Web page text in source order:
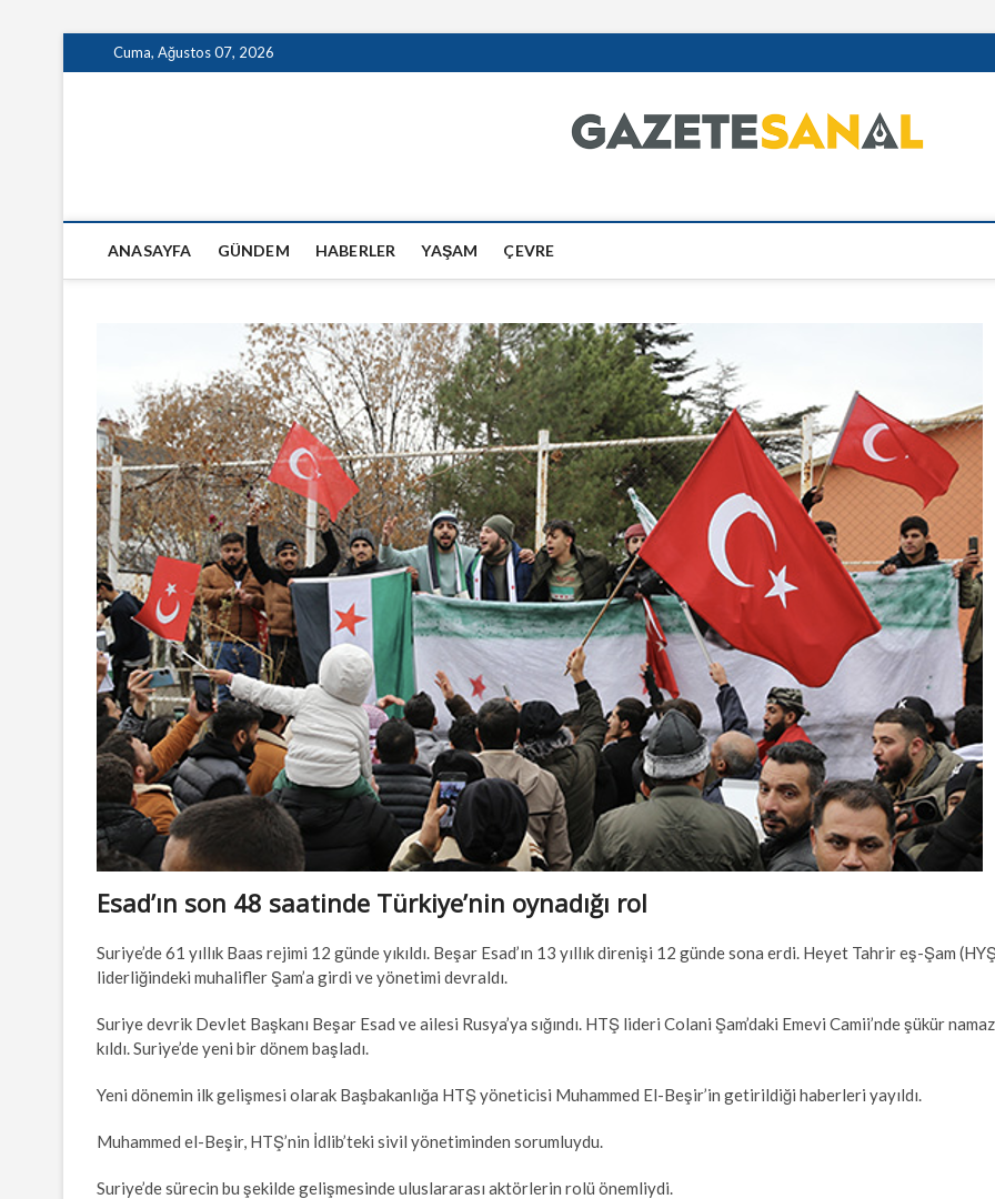
to
Cuma, Ağustos 07, 2026
ANASAYFA GÜNDEM HABERLER YAŞAM ÇEVRE
Esad’ın son 48 saatinde Türkiye’nin oynadığı rol
Suriye’de 61 yıllık Baas rejimi 12 günde yıkıldı. Beşar Esad’ın 13 yıllık direnişi 12 günde sona erdi. Heyet Tahrir eş-Şam
liderliğindeki muhalifler Şam’a girdi ve yönetimi devraldı.
Suriye devrik Devlet Başkanı Beşar Esad ve ailesi Rusya’ya sığındı. HTŞ lideri Colani Şam’daki Emevi Camii’nde şükür
kıldı. Suriye’de yeni bir dönem başladı.
Yeni dönemin ilk gelişmesi olarak Başbakanlığa HTŞ yöneticisi Muhammed El-Beşir’in getirildiği haberleri yayıldı.
Muhammed el-Beşir, HTŞ’nin İdlib’teki sivil yönetiminden sorumluydu.
Suriye’de sürecin bu şekilde gelişmesinde uluslararası aktörlerin rolü önemliydi.